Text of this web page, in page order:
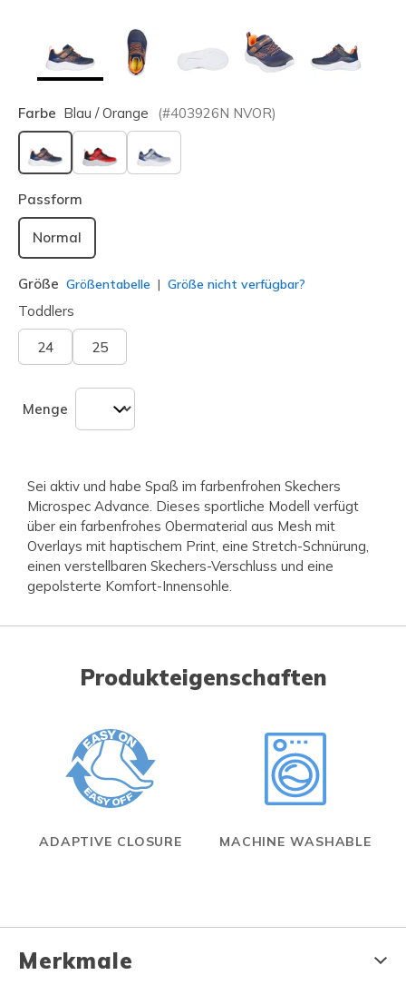
Farbe Blau / Orange (#403926N NVOR)
ausgewählt
Passform
Normal
Größe Größentabelle Größe nicht verfügbar?
Toddlers
24 25
Menge
Sei aktiv und habe Spaß im farbenfrohen Skechers
Microspec Advance. Dieses sportliche Modell verfügt
über ein farbenfrohes Obermaterial aus Mesh mit
Overlays mit haptischem Print, eine Stretch-Schnürung,
einen verstellbaren Skechers-Verschluss und eine
gepolsterte Komfort-Innensohle.
Produkteigenschaften
ADAPTIVE CLOSURE MACHINE WASHABLE
Merkmale